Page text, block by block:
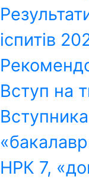
іспитів
Вступ на
НРК 7,